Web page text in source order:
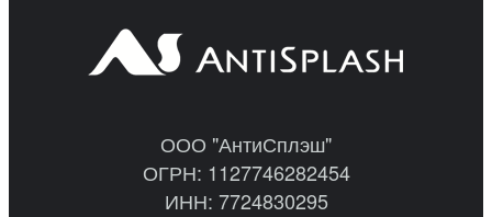
ООО "АнтиСплэш"
ОГРН: 1127746282454
ИНН: 7724830295